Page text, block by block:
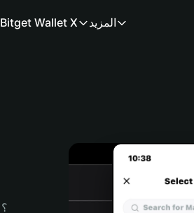
Bitget Wallet X المزيد